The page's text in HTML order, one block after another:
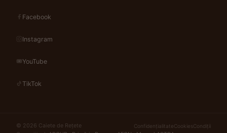
Facebook
Instagram
YouTube
TikTok
© 2026 Caiete de Rețete ConfidențialitateCookiesCondiții